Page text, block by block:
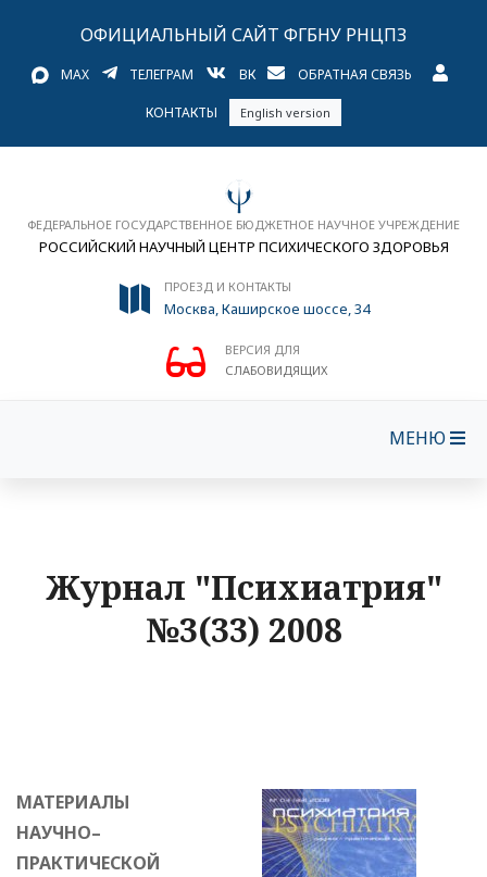
ОФИЦИАЛЬНЫЙ САЙТ ФГБНУ РНЦПЗ
MAX ТЕЛЕГРАМ ВК ОБРАТНАЯ СВЯЗЬ
КОНТАКТЫ English version
ФЕДЕРАЛЬНОЕ ГОСУДАРСТВЕННОЕ БЮДЖЕТНОЕ НАУЧНОЕ УЧРЕЖДЕНИЕ
РОССИЙСКИЙ НАУЧНЫЙ ЦЕНТР ПСИХИЧЕСКОГО ЗДОРОВЬЯ
ПРОЕЗД И КОНТАКТЫ
Москва, Каширское шоссе, 34
ВЕРСИЯ ДЛЯ
СЛАБОВИДЯЩИХ
МЕНЮ
Журнал "Психиатрия"
№3(33) 2008
МАТЕРИАЛЫ
НАУЧНО–
ПРАКТИЧЕСКОЙ